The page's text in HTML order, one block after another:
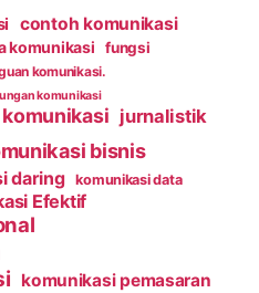
contoh komunikasi
komunikasi fungsi
komunikasi.
komunikasi
jurnalistik
bisnis
daring komunikasi data
Efektif
komunikasi pemasaran